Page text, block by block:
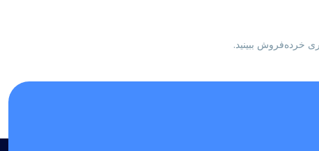
خرده‌فروش ببینید.